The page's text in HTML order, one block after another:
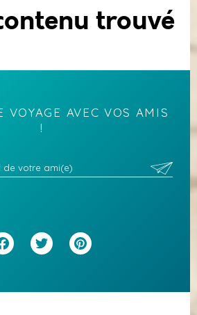
trouvé
VOYAGE AVEC VOS AMIS
!
Facebook
Twitter